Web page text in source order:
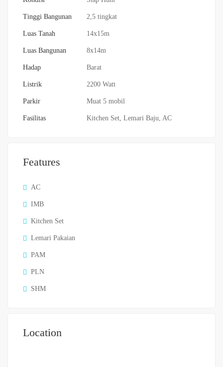
Tinggi Bangunan 2,5 tingkat
Luas Tanah 14x15m
Luas Bangunan 8x14m
Hadap Barat
Listrik 2200 Watt
Parkir Muat 5 mobil
Fasilitas Kitchen Set, Lemari Baju, AC
Features
AC
IMB
Kitchen Set
Lemari Pakaian
PAM
PLN
SHM
Location